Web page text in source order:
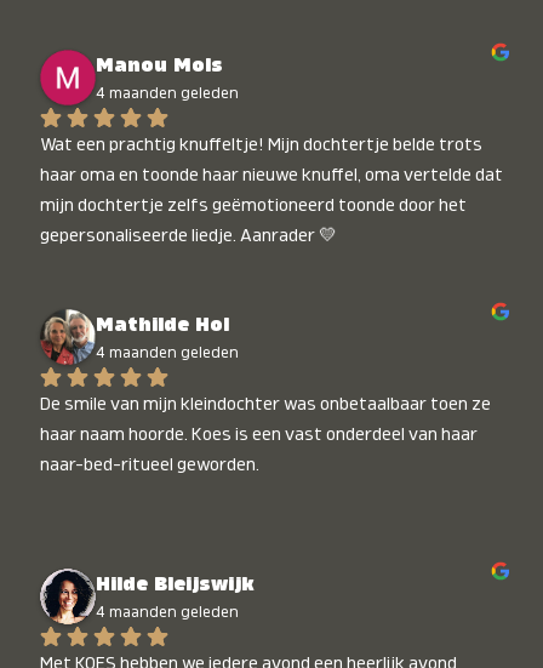
Manou Mols
4 maanden geleden
Wat een prachtig knuffeltje! Mijn dochtertje belde trots
haar oma en toonde haar nieuwe knuffel, oma vertelde dat
mijn dochtertje zelfs geëmotioneerd toonde door het
gepersonaliseerde liedje. Aanrader 💛
Mathilde Hol
4 maanden geleden
De smile van mijn kleindochter was onbetaalbaar toen ze
haar naam hoorde. Koes is een vast onderdeel van haar
naar-bed-ritueel geworden.
Hilde Bleijswijk
4 maanden geleden
Met KOES hebben we iedere avond een heerlijk avond